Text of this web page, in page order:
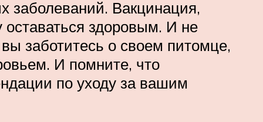
заболеваний. Вакцинация,
здоровым. И не
заботитесь о своем питомце,
И помните, что
по уходу за вашим